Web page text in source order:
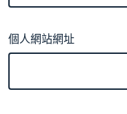
個人網站網址